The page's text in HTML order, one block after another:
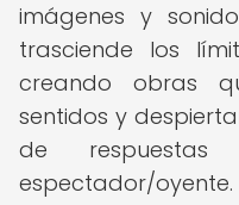
imágenes y
trasciende los
creando obras
sentidos y
de
espectador/oyente.